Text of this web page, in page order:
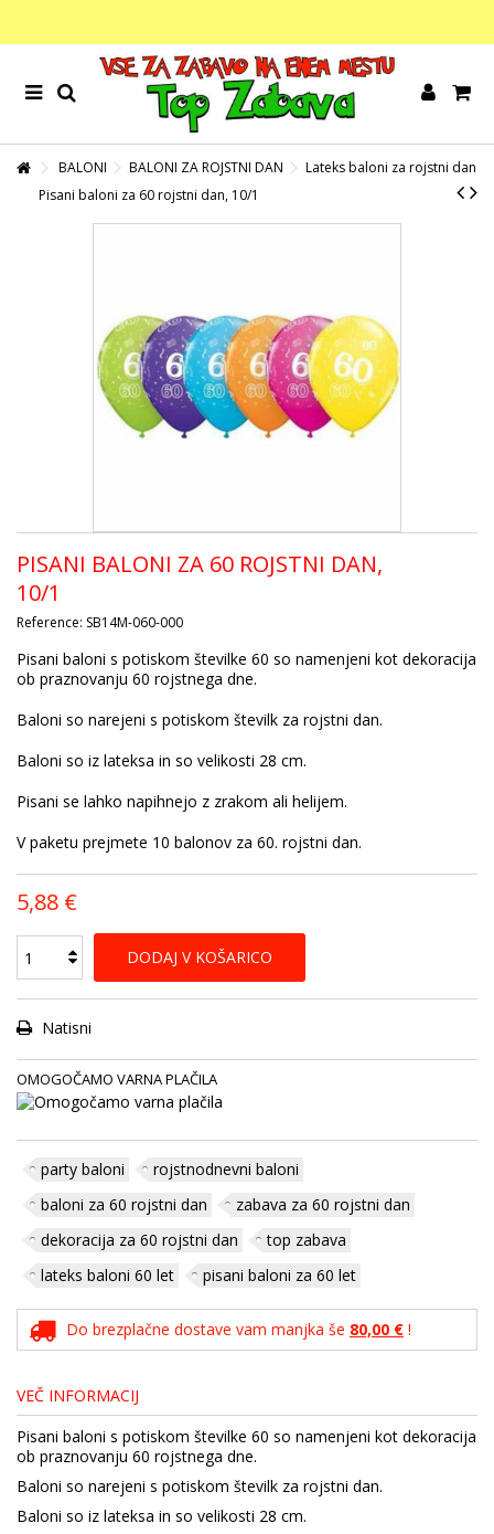
BALONI BALONI ZA ROJSTNI DAN
Lateks baloni za rojstni dan
Pisani baloni za 60 rojstni dan, 10/1
PISANI BALONI ZA 60 ROJSTNI DAN,
10/1
Reference: SB14M-060-000
Pisani baloni s potiskom številke 60 so namenjeni kot dekoracija
ob praznovanju 60 rojstnega dne.
Baloni so narejeni s potiskom številk za rojstni dan.
Baloni so iz lateksa in so velikosti 28 cm.
Pisani se lahko napihnejo z zrakom ali helijem.
V paketu prejmete 10 balonov za 60. rojstni dan.
5,88 €
DODAJ V KOŠARICO
Natisni
OMOGOČAMO VARNA PLAČILA
party baloni
rojstnodnevni baloni
baloni za 60 rojstni dan
zabava za 60 rojstni dan
dekoracija za 60 rojstni dan
top zabava
lateks baloni 60 let
pisani baloni za 60 let
Do brezplačne dostave vam manjka še 80,00 € !
VEČ INFORMACIJ
Pisani baloni s potiskom številke 60 so namenjeni kot dekoracija
ob praznovanju 60 rojstnega dne.
Baloni so narejeni s potiskom številk za rojstni dan.
Baloni so iz lateksa in so velikosti 28 cm.